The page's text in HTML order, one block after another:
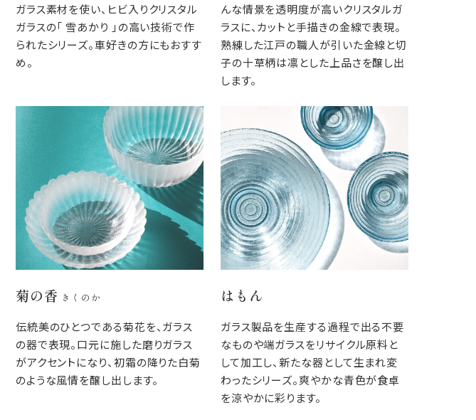
ガラス素材を使い、ヒビ入りクリスタル
ガラスの「 雪あかり 」の高い技術で作
られたシリーズ。車好きの方にもおすす
め。
んな情景を透明度が高いクリスタルガ
ラスに、カットと手描きの金線で表現。
熟練した江戸の職人が引いた金線と切
子の十草柄は凛とした上品さを醸し出
します。
菊の香 きくのか
伝統美のひとつである菊花を、ガラス
の器で表現。口元に施した磨りガラス
がアクセントになり、初霜の降りた白菊
のような風情を醸し出します。
はもん
ガラス製品を生産する過程で出る不要
なものや端ガラスをリサイクル原料と
して加工し、新たな器として生まれ変
わったシリーズ。爽やかな青色が食卓
を涼やかに彩ります。